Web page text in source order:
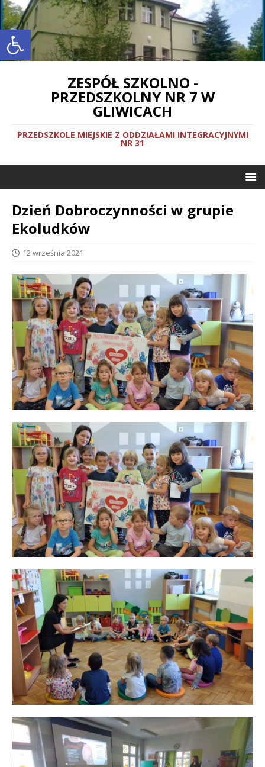
Otwórz pasek narzędzi
ZESPÓŁ SZKOLNO -
PRZEDSZKOLNY NR 7 W
GLIWICACH
PRZEDSZKOLE MIEJSKIE Z ODDZIAŁAMI INTEGRACYJNYMI
NR 31
Dzień Dobroczynności w grupie
Ekoludków
12 września 2021